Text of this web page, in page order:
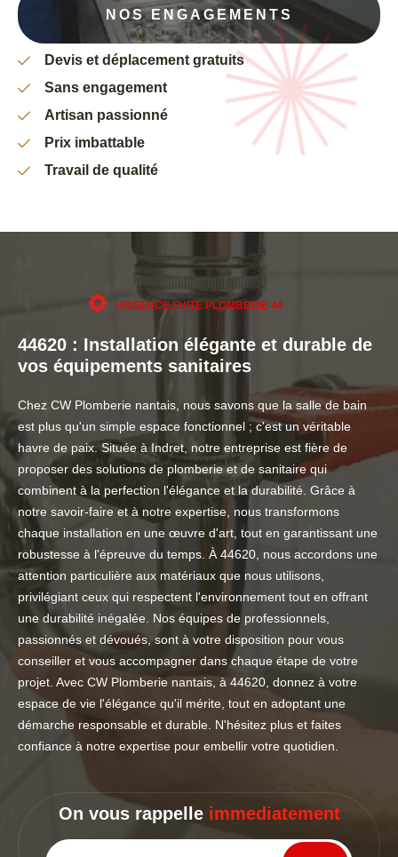
NOS ENGAGEMENTS
Devis et déplacement gratuits
Sans engagement
Artisan passionné
Prix imbattable
Travail de qualité
URGENCE FUITE PLOMBERIE 44
44620 : Installation élégante et durable de
vos équipements sanitaires
Chez CW Plomberie nantais, nous savons que la salle de bain
est plus qu'un simple espace fonctionnel ; c'est un véritable
havre de paix. Située à Indret, notre entreprise est fière de
proposer des solutions de plomberie et de sanitaire qui
combinent à la perfection l'élégance et la durabilité. Grâce à
notre savoir-faire et à notre expertise, nous transformons
chaque installation en une œuvre d'art, tout en garantissant une
robustesse à l'épreuve du temps. À 44620, nous accordons une
attention particulière aux matériaux que nous utilisons,
privilégiant ceux qui respectent l'environnement tout en offrant
une durabilité inégalée. Nos équipes de professionnels,
passionnés et dévoués, sont à votre disposition pour vous
conseiller et vous accompagner dans chaque étape de votre
projet. Avec CW Plomberie nantais, à 44620, donnez à votre
espace de vie l'élégance qu'il mérite, tout en adoptant une
démarche responsable et durable. N'hésitez plus et faites
confiance à notre expertise pour embellir votre quotidien.
On vous rappelle immediatement